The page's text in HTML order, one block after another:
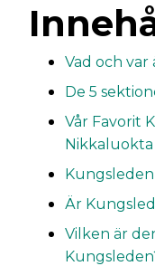
Vad och var
De 5
Vår Favorit
Nikkaluokta
Är
Vilken är